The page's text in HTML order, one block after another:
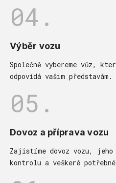
04.
Výběr vozu
Společně vybereme vůz,
odpovídá vašim představám.
05.
Dovoz a příprava vozu
Zajistíme dovoz vozu, jeho
kontrolu a veškeré